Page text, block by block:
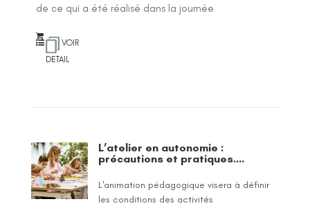
de ce qui a été réalisé dans la journée
VOIR
DETAIL
L’atelier en autonomie :
précautions et pratiques….
L'animation pédagogique visera à définir
les conditions des activités